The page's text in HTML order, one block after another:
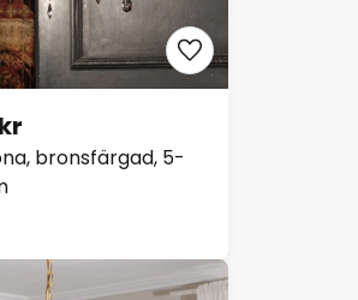
bronsfärgad, 5-